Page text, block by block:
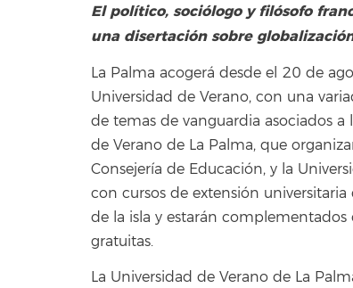
El político, sociólogo y filósofo
una disertación sobre
La Palma acogerá desde el 20 de
Universidad de Verano, con una
de temas de vanguardia asociados a
de Verano de La Palma, que
Consejería de Educación, y la
con cursos de extensión
de la isla y estarán
gratuitas.
La Universidad de Verano de La